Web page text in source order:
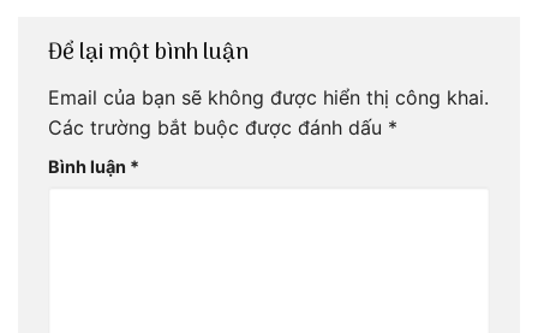
Để lại một bình luận
Email của bạn sẽ không được hiển thị công khai.
Các trường bắt buộc được đánh dấu *
Bình luận *